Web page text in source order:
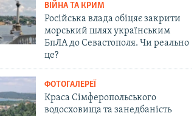
ВІЙНА ТА КРИМ
Російська влада обіцяє закрити
морський шлях українським
БпЛА до Севастополя. Чи реально
це?
ФОТОГАЛЕРЕЇ
Краса Сімферопольського
водосховища та занедбаність